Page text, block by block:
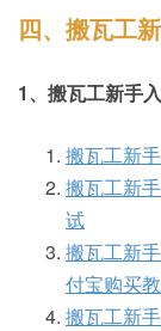
What
You
Host
want
and
Value.
四、搬瓦工
1、搬瓦工新手
搬瓦工新
搬瓦工新
试
搬瓦工新
付宝购买
搬瓦工新